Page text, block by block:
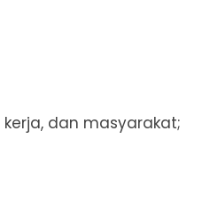
dan masyarakat;